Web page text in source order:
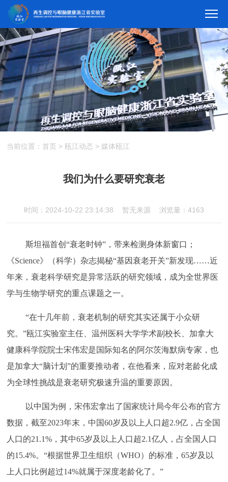
当前位置： 首页 > 瓯江动态 > 媒体瓯江
我们为什么要研究衰老
时间：2024-10-22 23:14:38 暂无来源 浏览量：4163
斯坦福首创 “衰老时钟”，带来检测身体新窗口；
《Science》（科学）杂志揭秘“基因衰老开关”新发现……近
年来，衰老科学研究是异常活跃的研究领域，成为全世界医
学与生物学研究的重点课题之一。
“在十几年前，衰老机制的研究其实还属于小众研
究。”瓯江实验室主任、温州医科大学学术副校长、加拿大
健康科学院院士宋伟宏是国际知名的阿尔茨海默病专家，也
是加拿大“脑计划”的重要推动者，在他看来，应对老龄化成
为全球性挑战是衰老研究极速升温的重要原因。
以中国为例，宋伟宏拿出了国家统计局今年公布的官方
数据，截至2023年末，中国60岁及以上人口超2.9亿，占全国
人口的21.1%，其中65岁及以上人口超2.1亿人，占全国人口
的15.4%。“根据世界卫生组织（WHO）的标准，65岁及以
上人口比例超过14%就属于深度老龄化了。”